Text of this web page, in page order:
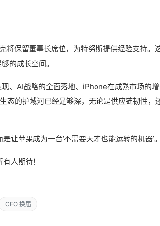
保留董事长席位，为特努斯提供经验支持。
的成长空间。
、AI战略的全面落地、iPhone在成熟市场的
态的护城河已经足够深，无论是供应链韧性，
让苹果成为一台‘不需要天才也能运转的机器’
人期待！
CEO 换届